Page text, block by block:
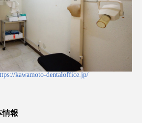
kawamoto-dentaloffice.jp/
情報